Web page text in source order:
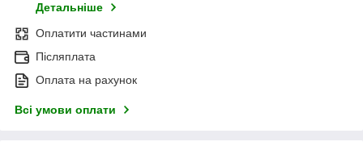
Детальніше
Оплатити частинами
Післяплата
Оплата на рахунок
Всі умови оплати